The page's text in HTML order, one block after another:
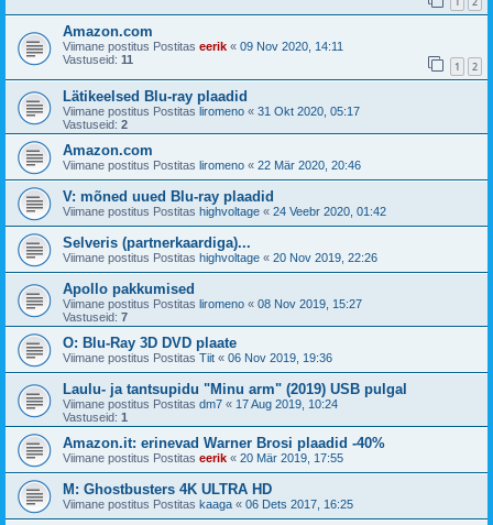
Amazon.com
Viimane postitus Postitas eerik « 09 Nov 2020, 14:11
Vastuseid: 11 1 2
Lätikeelsed Blu-ray plaadid
Viimane postitus Postitas liromeno « 31 Okt 2020, 05:17
Vastuseid: 2
Amazon.com
Viimane postitus Postitas liromeno « 22 Mär 2020, 20:46
V: mõned uued Blu-ray plaadid
Viimane postitus Postitas highvoltage « 24 Veebr 2020, 01:42
Selveris (partnerkaardiga)...
Viimane postitus Postitas highvoltage « 20 Nov 2019, 22:26
Apollo pakkumised
Viimane postitus Postitas liromeno « 08 Nov 2019, 15:27
Vastuseid: 7
O: Blu-Ray 3D DVD plaate
Viimane postitus Postitas Tiit « 06 Nov 2019, 19:36
Laulu- ja tantsupidu "Minu arm" (2019) USB pulgal
Viimane postitus Postitas dm7 « 17 Aug 2019, 10:24
Vastuseid: 1
Amazon.it: erinevad Warner Brosi plaadid -40%
Viimane postitus Postitas eerik « 20 Mär 2019, 17:55
M: Ghostbusters 4K ULTRA HD
Viimane postitus Postitas kaaga « 06 Dets 2017, 16:25